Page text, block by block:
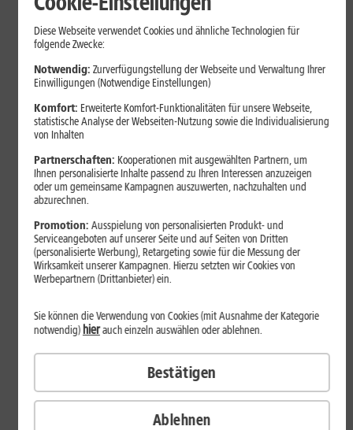
Tests & Vergleiche
Galaxy Z Fold7 oder Fold8: Was
sich beim neuen Foldable geändert
Kompakteres Format, neuer Chip, größerer Akku: Das Galaxy Z
Fold8 setzt andere Schwerpunkte als sein Vorgänger. Wir
zeigen, was Samsung verändert hat, welche Neuerungen im
Alltag zählen und wo das Fold7 Vorteile behält.
Mehr erfahren
Diese Webseite verwendet Cookies und ähnliche Technologien für
folgende Zwecke:
Notwendig: Zurverfügungstellung der Webseite und Verwaltung Ihrer
Einwilligungen (Notwendige Einstellungen)
Komfort: Erweiterte Komfort-Funktionalitäten für unsere Webseite,
statistische Analyse der Webseiten-Nutzung sowie die Individualisierung
von Inhalten
Partnerschaften: Kooperationen mit ausgewählten Partnern, um
Ihnen personalisierte Inhalte passend zu Ihren Interessen anzuzeigen
oder um gemeinsame Kampagnen auszuwerten, nachzuhalten und
abzurechnen.
Promotion: Ausspielung von personalisierten Produkt- und
Serviceangeboten auf unserer Seite und auf Seiten von Dritten
(personalisierte Werbung), Retargeting sowie für die Messung der
Wirksamkeit unserer Kampagnen. Hierzu setzten wir Cookies von
Werbepartnern (Drittanbieter) ein.
Ablehnen
Sie können die Verwendung von Cookies (mit Ausnahme der Kategorie
notwendig) hierauch einzeln auswählen oder ablehnen.
Bestätigen